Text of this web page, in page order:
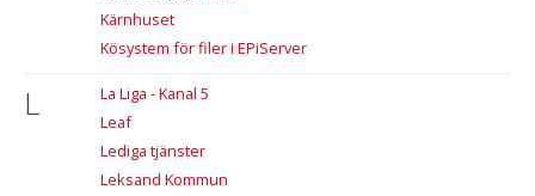
Kärnhuset
Kösystem för filer i EPiServer
L
La Liga - Kanal 5
Leaf
Lediga tjänster
Leksand Kommun